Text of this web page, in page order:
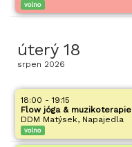
volno
úterý 18
srpen 2026
18:00 - 19:15
Flow jóga & muzikoterapie
DDM Matýsek, Napajedla
volno